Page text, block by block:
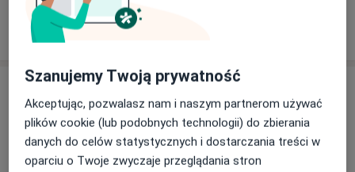
Poproś o wizytę
Szanujemy Twoją prywatność
Akceptując, pozwalasz nam i naszym partnerom używać
plików cookie (lub podobnych technologii) do zbierania
danych do celów statystycznych i dostarczania treści w
oparciu o Twoje zwyczaje przeglądania stron